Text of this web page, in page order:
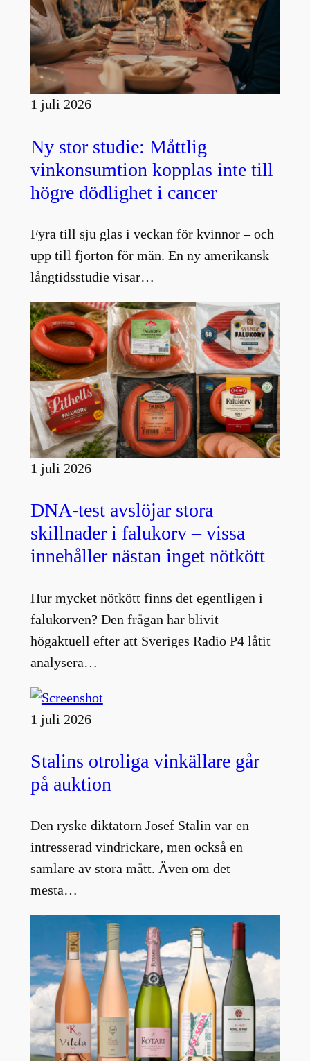
1 juli 2026
Ny stor studie: Måttlig
vinkonsumtion kopplas inte till
högre dödlighet i cancer
Fyra till sju glas i veckan för kvinnor – och
upp till fjorton för män. En ny amerikansk
långtidsstudie visar…
1 juli 2026
DNA-test avslöjar stora
skillnader i falukorv – vissa
innehåller nästan inget nötkött
Hur mycket nötkött finns det egentligen i
falukorven? Den frågan har blivit
högaktuell efter att Sveriges Radio P4 låtit
analysera…
1 juli 2026
Stalins otroliga vinkällare går
på auktion
Den ryske diktatorn Josef Stalin var en
intresserad vindrickare, men också en
samlare av stora mått. Även om det
mesta…